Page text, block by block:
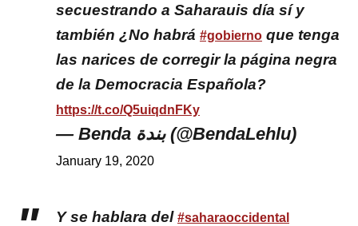
secuestrando a Saharauis día sí y
también ¿No habrá #gobierno que tenga
las narices de corregir la página negra
de la Democracia Española?
https://t.co/Q5uiqdnFKy
— Benda بندة (@BendaLehlu)
January 19, 2020
Y se hablara del #saharaoccidental